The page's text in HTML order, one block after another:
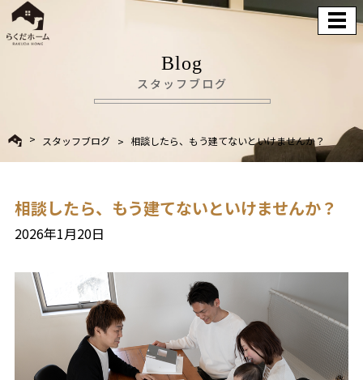
Blog
スタッフブログ
スタッフブログ 相談したら、もう建てないといけませんか？
相談したら、もう建てないといけませんか？
2026年1月20日